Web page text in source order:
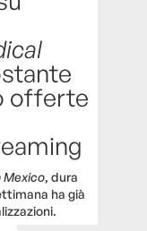
offerte
Mexico, dura
ha già